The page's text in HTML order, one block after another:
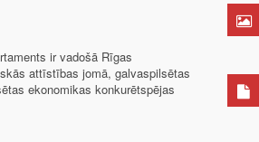
ir vadošā Rīgas
attīstības jomā, galvaspilsētas
ekonomikas konkurētspējas